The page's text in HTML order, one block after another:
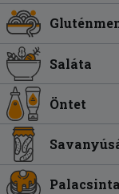
Saláta
Öntet
Palacsinta